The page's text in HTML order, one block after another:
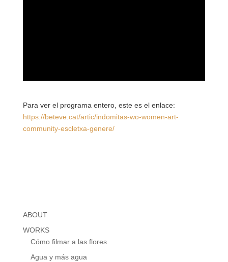
Para ver el programa entero, este es el enlace:
https://beteve.cat/artic/indomitas-wo-women-art-
community-escletxa-genere/
ABOUT
WORKS
Cómo filmar a las flores
Agua y más agua